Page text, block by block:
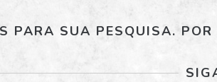
PARA SUA PESQUISA.